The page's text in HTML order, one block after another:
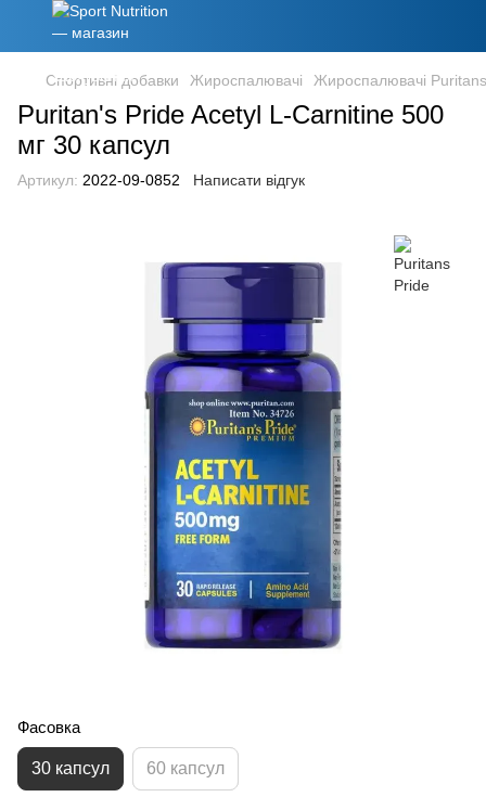
Спортивні добавки Жироспалювачі Жироспалювачі
Puritan's Pride Acetyl L-Carnitine 500
мг 30 капсул
Артикул: 2022-09-0852 Написати відгук
Фасовка
30 капсул 60 капсул